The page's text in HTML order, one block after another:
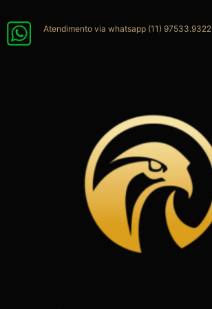
para
Atendimento via whatsapp (11) 97533.9322